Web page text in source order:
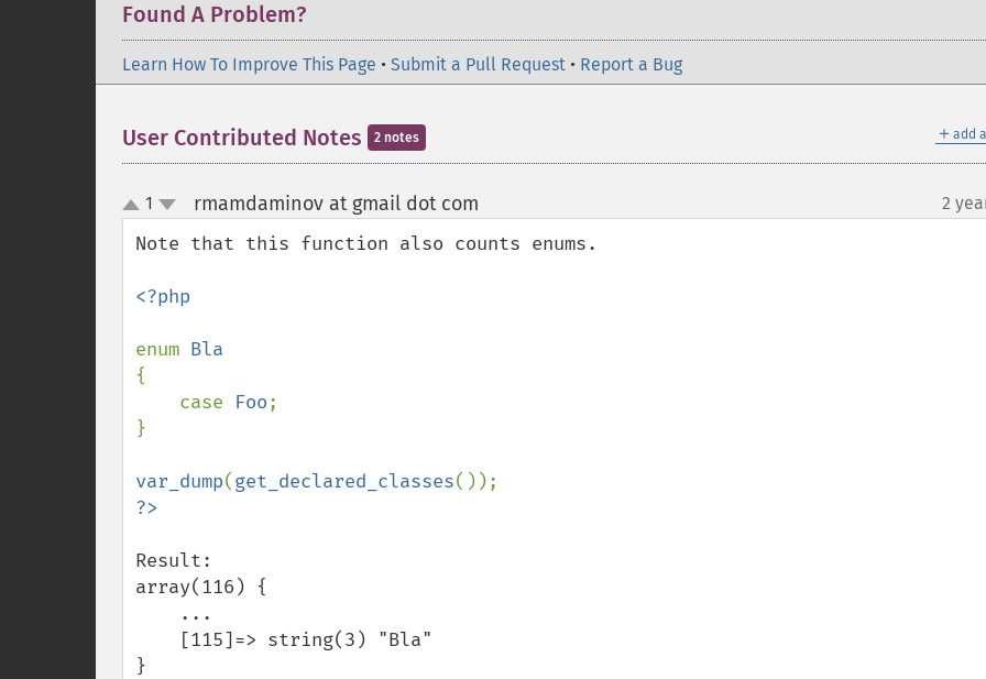
Found A Problem?
Learn How To Improve This Page • Submit a Pull Request • Report a Bug
＋ add
User Contributed Notes 2 notes
up
down
1 rmamdaminov at gmail dot com 2
Note that this function also counts enums.
<?php
enum
{
    case
Foo;
}
var_dump(get_declared_classes
Result:
array(116) {
}